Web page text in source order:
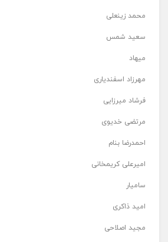
محمد زینعلی
سعید شمس
میهاد
مهرزاد اسفندیاری
فرشاد میرزایی
مرتضی خدیوی
احمدرضا بنام
امیرعلی کریمخانی
سامیار
امید ذاکری
مجید اصلاحی